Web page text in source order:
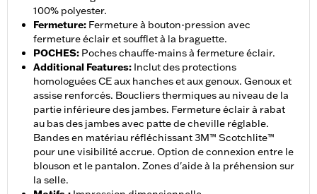
100% polyester.
Fermeture: Fermeture à bouton-pression avec
fermeture éclair et soufflet à la braguette.
POCHES: Poches chauffe-mains à fermeture éclair.
Additional Features: Inclut des protections
homologuées CE aux hanches et aux genoux. Genoux et
assise renforcés. Boucliers thermiques au niveau de la
partie inférieure des jambes. Fermeture éclair à rabat
au bas des jambes avec patte de cheville réglable.
Bandes en matériau réfléchissant 3M™ Scotchlite™
pour une visibilité accrue. Option de connexion entre le
blouson et le pantalon. Zones d'aide à la préhension sur
la selle.